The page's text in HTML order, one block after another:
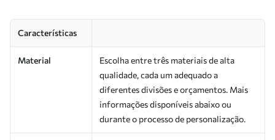
Características
Material
Escolha entre três materiais de alta
qualidade, cada um adequado a
diferentes divisões e orçamentos. Mais
informações disponíveis abaixo ou
durante o processo de personalização.